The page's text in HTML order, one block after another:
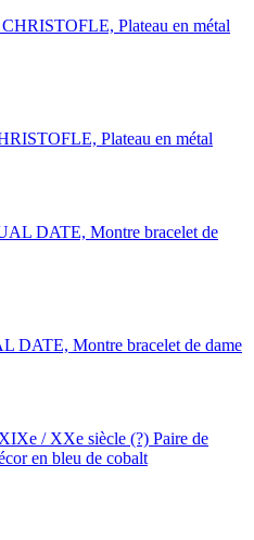
Plateau en métal
DATE, Montre bracelet de dame